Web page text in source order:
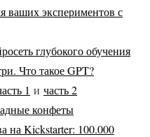
ваших экспериментов с
глубокого обучения
Что такое GPT?
1 и часть 2
конфеты
на Kickstarter: 100.000